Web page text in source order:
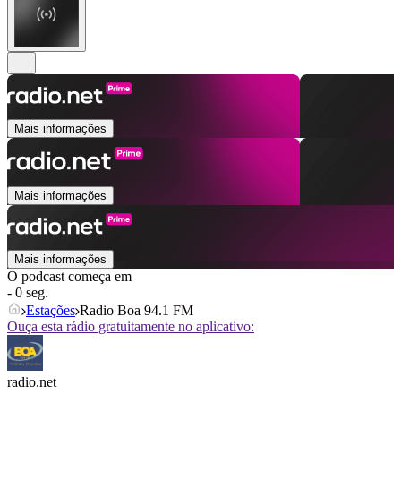
Mais informações
Mais informações
Mais informações
O podcast começa em
- 0 seg.
Estações Radio Boa 94.1 FM
Ouça esta rádio gratuitamente no aplicativo:
radio.net